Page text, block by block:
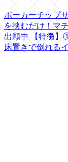
ポーカーチップ
を挟むだけ！マ
出願中 【特徴】
床置きで倒れる